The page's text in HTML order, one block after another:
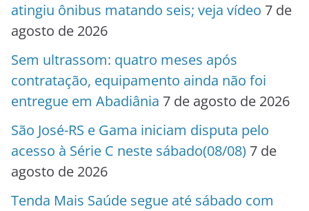
atingiu ônibus matando seis; veja vídeo 7 de
agosto de 2026
Sem ultrassom: quatro meses após
contratação, equipamento ainda não foi
entregue em Abadiânia 7 de agosto de 2026
São José-RS e Gama iniciam disputa pelo
acesso à Série C neste sábado(08/08) 7 de
agosto de 2026
Tenda Mais Saúde segue até sábado com